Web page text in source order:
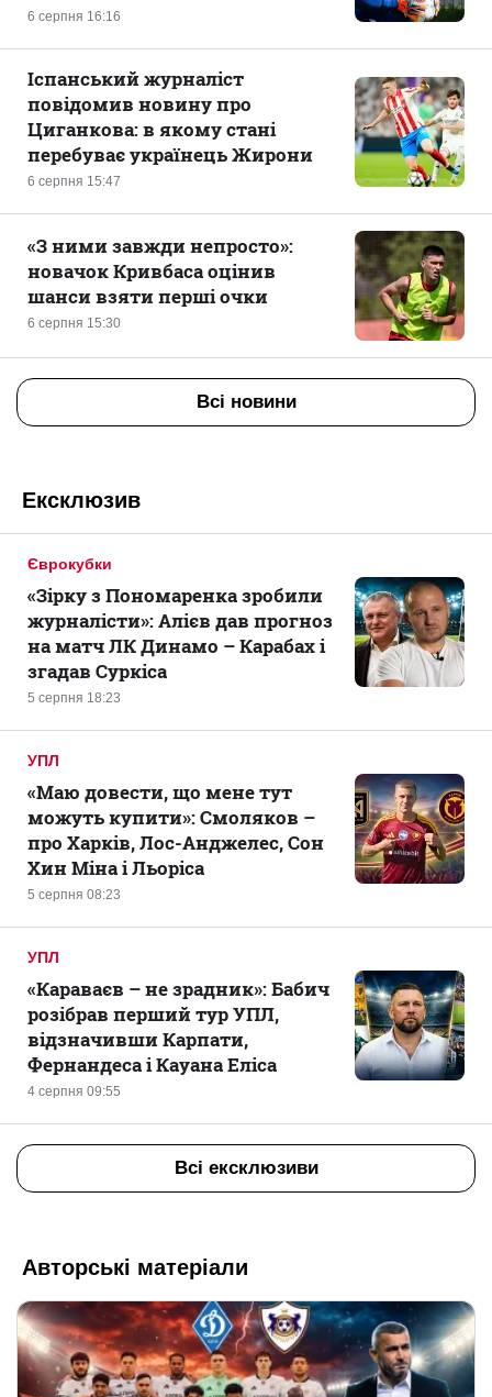
6 серпня 16:16
6 серпня 15:47
Іспанський журналіст
повідомив новину про
Циганкова: в якому стані
перебуває українець Жирони
6 серпня 15:30
«З ними завжди непросто»:
новачок Кривбаса оцінив
шанси взяти перші очки
Всі новини
Ексклюзив
Єврокубки
5 серпня 18:23
«Зірку з Пономаренка зробили
журналісти»: Алієв дав прогноз
на матч ЛК Динамо – Карабах і
згадав Суркіса
УПЛ
5 серпня 08:23
«Маю довести, що мене тут
можуть купити»: Смоляков –
про Харків, Лос-Анджелес, Сон
Хин Міна і Льоріса
УПЛ
4 серпня 09:55
«Караваєв – не зрадник»: Бабич
розібрав перший тур УПЛ,
відзначивши Карпати,
Фернандеса і Кауана Еліса
Всі ексклюзиви
Авторські матеріали